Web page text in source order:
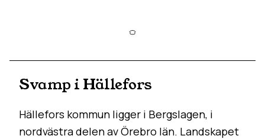
Svamp i Hällefors
Hällefors kommun ligger i Bergslagen, i
nordvästra delen av Örebro län. Landskapet